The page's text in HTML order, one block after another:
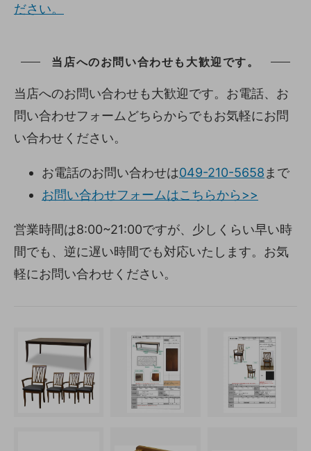
ださい。
当店へのお問い合わせも大歓迎です。
当店へのお問い合わせも大歓迎です。お電話、お
問い合わせフォームどちらからでもお気軽にお問
い合わせください。
お電話のお問い合わせは049-210-5658 まで
お問い合わせフォームはこちらから>>
営業時間は8:00~21:00ですが、少しくらい早い時
間でも、逆に遅い時間でも対応いたします。お気
軽にお問い合わせください。